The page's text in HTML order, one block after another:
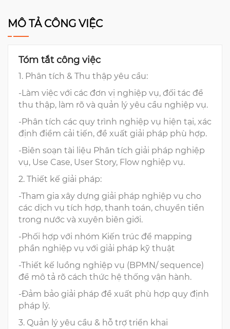
MÔ TẢ CÔNG VIỆC
Tóm tắt công việc
1. Phân tích & Thu thập yêu cầu:
-Làm việc với các đơn vị nghiệp vụ, đối tác để
thu thập, làm rõ và quản lý yêu cầu nghiệp vụ.
-Phân tích các quy trình nghiệp vụ hiện tại, xác
định điểm cải tiến, đề xuất giải pháp phù hợp.
-Biên soạn tài liệu Phân tích giải pháp nghiệp
vụ, Use Case, User Story, Flow nghiệp vụ.
2. Thiết kế giải pháp:
-Tham gia xây dựng giải pháp nghiệp vụ cho
các dịch vụ tích hợp, thanh toán, chuyển tiền
trong nước và xuyên biên giới.
-Phối hợp với nhóm Kiến trúc để mapping
phần nghiệp vụ với giải pháp kỹ thuật
-Thiết kế luồng nghiệp vụ (BPMN/ sequence)
để mô tả rõ cách thức hệ thống vận hành.
-Đảm bảo giải pháp đề xuất phù hợp quy định
pháp lý.
3. Quản lý yêu cầu & hỗ trợ triển khai